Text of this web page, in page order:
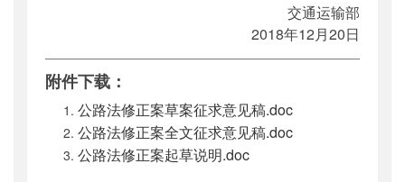
交通运输部
2018年12月20日
附件下载：
公路法修正案草案征求意见稿.doc
公路法修正案全文征求意见稿.doc
公路法修正案起草说明.doc